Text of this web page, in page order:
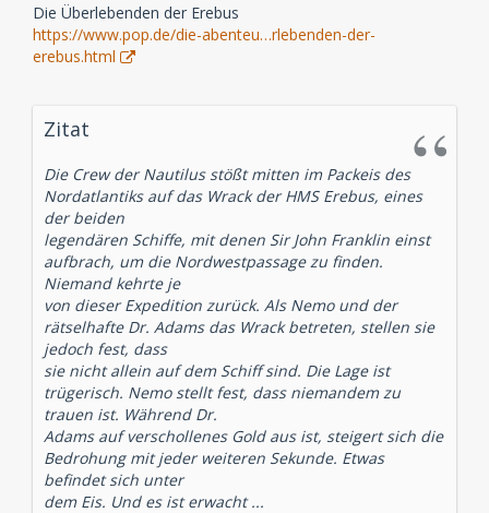
Die Überlebenden der Erebus
https://www.pop.de/die-abenteu…rlebenden-der-
erebus.html
Zitat
Die Crew der Nautilus stößt mitten im Packeis des
Nordatlantiks auf das Wrack der HMS Erebus, eines
der beiden
legendären Schiffe, mit denen Sir John Franklin einst
aufbrach, um die Nordwestpassage zu finden.
Niemand kehrte je
von dieser Expedition zurück. Als Nemo und der
rätselhafte Dr. Adams das Wrack betreten, stellen sie
jedoch fest, dass
sie nicht allein auf dem Schiff sind. Die Lage ist
trügerisch. Nemo stellt fest, dass niemandem zu
trauen ist. Während Dr.
Adams auf verschollenes Gold aus ist, steigert sich die
Bedrohung mit jeder weiteren Sekunde. Etwas
befindet sich unter
dem Eis. Und es ist erwacht ...